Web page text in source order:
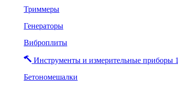
Триммеры
Генераторы
Виброплиты
Инструменты и измерительные приборы 1
Бетономешалки